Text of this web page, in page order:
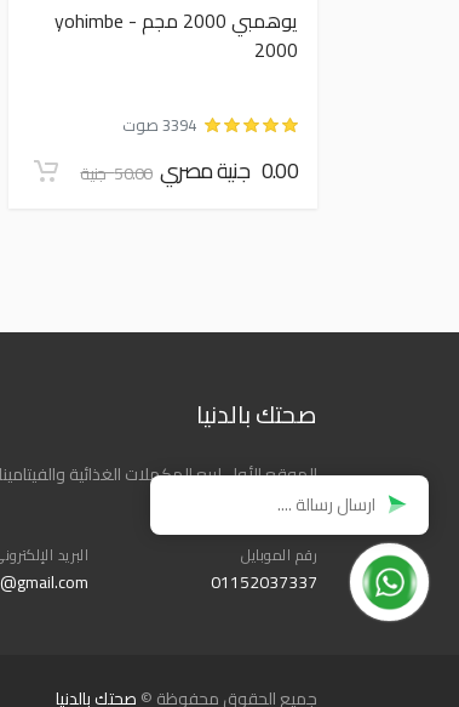
يوهمبي 2000 مجم - yohimbe
2000
3394 صوت
0.00 جنية مصري 50.00 جنية
صحتك بالدنيا
الموقع الأول لبيع المكملات الغذائية
في الشرق الأوسط.
رقم الموبايل
01152037337
البريد
جميع الحقوق محفوظة ©صحتك بالدنيا